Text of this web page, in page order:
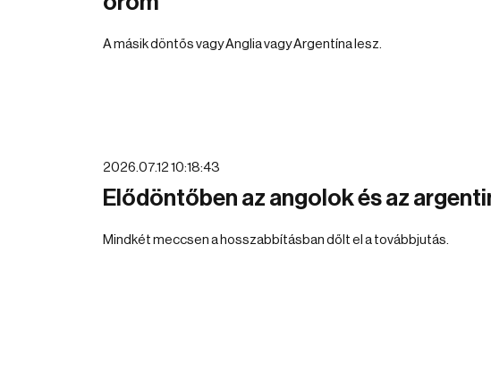
A másik döntős vagy Anglia vagy Argentína lesz.
2026.07.12 10:18:43
Elődöntőben az angolok és az
Mindkét meccsen a hosszabbításban dőlt el a továbbjutás.